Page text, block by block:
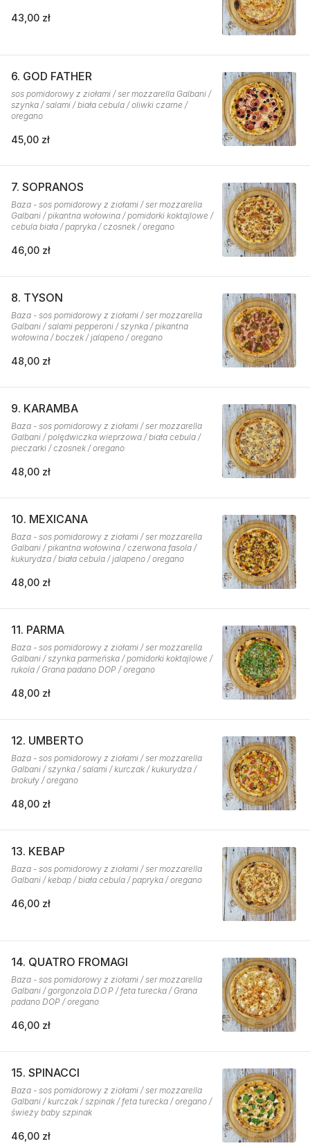
43,00 zł
6. GOD FATHER
sos pomidorowy z ziołami / ser mozzarella Galbani /
szynka / salami / biała cebula / oliwki czarne /
oregano
45,00 zł
7. SOPRANOS
Baza - sos pomidorowy z ziołami / ser mozzarella
Galbani / pikantna wołowina / pomidorki koktajlowe /
cebula biała / papryka / czosnek / oregano
46,00 zł
8. TYSON
Baza - sos pomidorowy z ziołami / ser mozzarella
Galbani / salami pepperoni / szynka / pikantna
wołowina / boczek / jalapeno / oregano
48,00 zł
9. KARAMBA
Baza - sos pomidorowy z ziołami / ser mozzarella
Galbani / polędwiczka wieprzowa / biała cebula /
pieczarki / czosnek / oregano
48,00 zł
10. MEXICANA
Baza - sos pomidorowy z ziołami / ser mozzarella
Galbani / pikantna wołowina / czerwona fasola /
kukurydza / biała cebula / jalapeno / oregano
48,00 zł
11. PARMA
Baza - sos pomidorowy z ziołami / ser mozzarella
Galbani / szynka parmeńska / pomidorki koktajlowe /
rukola / Grana padano DOP / oregano
48,00 zł
12. UMBERTO
Baza - sos pomidorowy z ziołami / ser mozzarella
Galbani / szynka / salami / kurczak / kukurydza /
brokuły / oregano
48,00 zł
13. KEBAP
Baza - sos pomidorowy z ziołami / ser mozzarella
Galbani / kebap / biała cebula / papryka / oregano
46,00 zł
14. QUATRO FROMAGI
Baza - sos pomidorowy z ziołami / ser mozzarella
Galbani / gorgonzola D.O.P / feta turecka / Grana
padano DOP / oregano
46,00 zł
15. SPINACCI
Baza - sos pomidorowy z ziołami / ser mozzarella
Galbani / kurczak / szpinak / feta turecka / oregano /
świeży baby szpinak
46,00 zł